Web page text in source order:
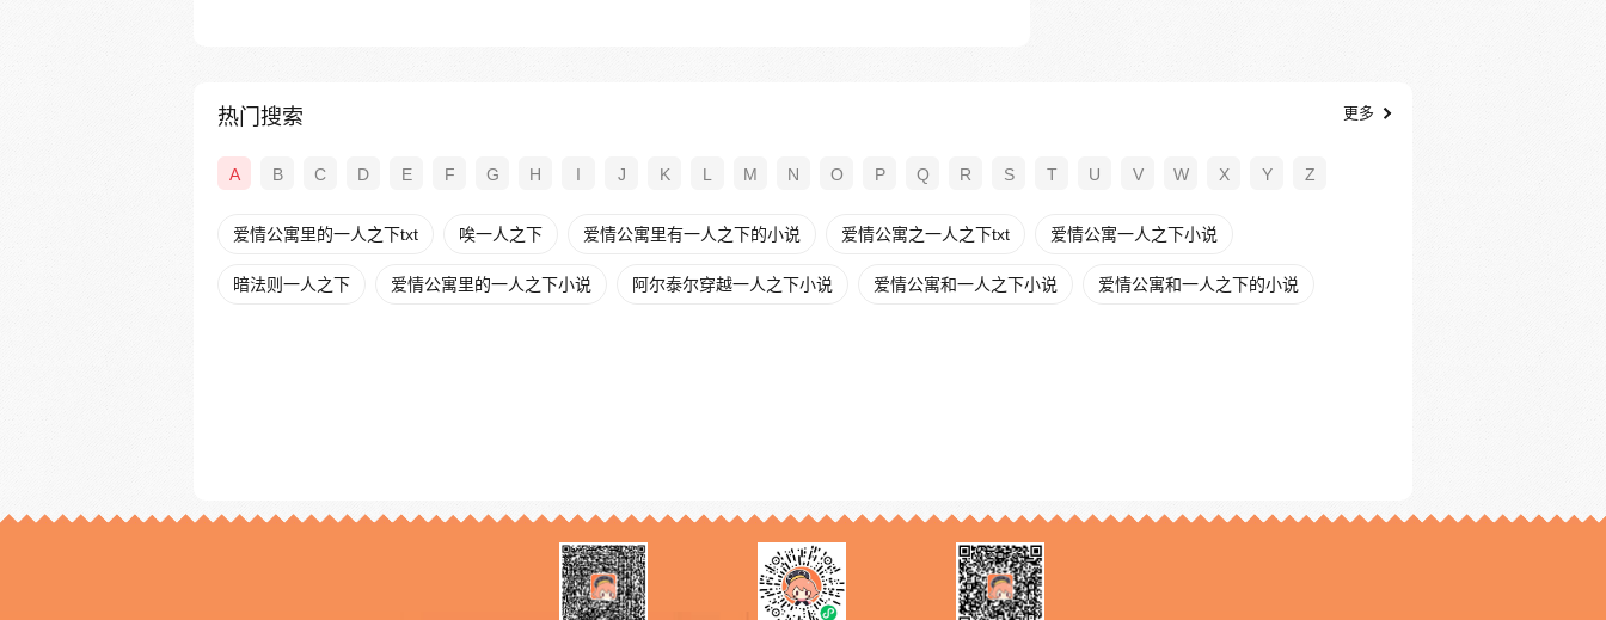
热门搜索 更多
A B C D E F G H I J K L M N O P Q R S T U V W X Y Z
爱情公寓里的一人之下txt 唉一人之下 爱情公寓里有一人之下的小说 爱情公寓之一人之下txt 爱情公寓一人之下小说
暗法则一人之下 爱情公寓里的一人之下小说 阿尔泰尔穿越一人之下小说 爱情公寓和一人之下小说 爱情公寓和一人之下的小说